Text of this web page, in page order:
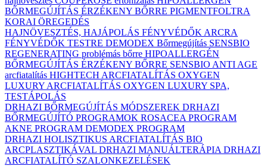
BŐRMEGÚJÍTÁS ÉRZÉKENY BŐRRE PIGMENTFOLTRA
KORAI ÖREGEDÉS
HAJNÖVESZTÉS, HAJÁPOLÁS FÉNYVÉDŐK ARCRA
FÉNYVÉDŐK TESTRE DEMODEX Bőrmegújítás SENSBIO
REGENERATING problémás bőrre HIPOALLERGÉN
BŐRMEGÚJÍTÁS ÉRZÉKENY BŐRRE SENSBIO ANTI AGE
arcfiatalítás HIGHTECH ARCFIATALÍTÁS OXYGEN
LUXURY ARCFIATALÍTÁS OXYGEN LUXURY SPA,
TESTÁPOLÁS
DRHAZI BŐRMEGÚJÍTÁS MÓDSZEREK DRHAZI
BŐRMEGÚJÍTÓ PROGRAMOK ROSACEA PROGRAM
AKNE PROGRAM DEMODEX PROGRAM
DRHAZI HOLISZTIKUS ARCFIATALÍTÁS BIO
ARCPLASZTIKÁVAL DRHAZI MANUÁLTERÁPIA DRHAZI
ARCFIATALÍTÓ SZALONKEZELÉSEK